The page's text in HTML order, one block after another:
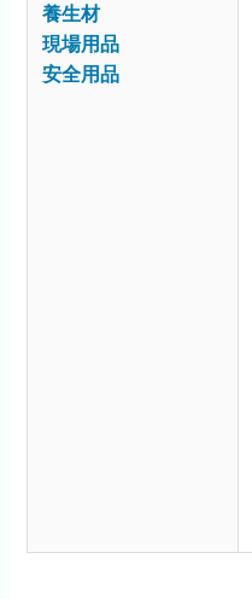
養生材
現場用品
安全用品